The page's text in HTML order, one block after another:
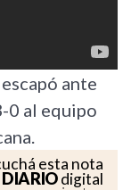
ante
0 al equipo
esta nota
DIARIOdigital